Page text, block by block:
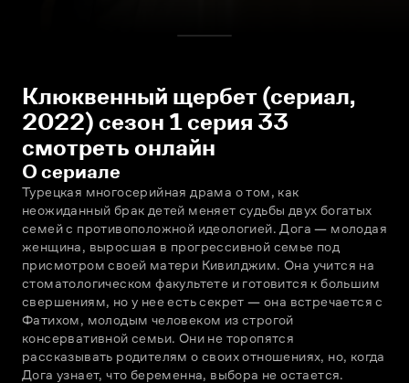
Клюквенный щербет (сериал,
2022) сезон 1 серия 33
смотреть онлайн
О сериале
Турецкая многосерийная драма о том, как
неожиданный брак детей меняет судьбы двух богатых
семей с противоположной идеологией. Дога — молодая
женщина, выросшая в прогрессивной семье под
присмотром своей матери Кивилджим. Она учится на
стоматологическом факультете и готовится к большим
свершениям, но у нее есть секрет — она встречается с
Фатихом, молодым человеком из строгой
консервативной семьи. Они не торопятся
рассказывать родителям о своих отношениях, но, когда
Дога узнает, что беременна, выбора не остается.